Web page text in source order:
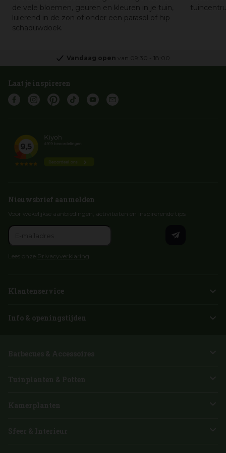
de vele bloemen, geuren en kleuren in je tuin,
luierend in de zon of onder een parasol of hip
schaduwdoek.
Vandaag open van 09:30 18:00
Laat je inspireren
Nieuwsbrief aanmelden
Voor wekelijkse aanbiedingen, activiteiten en inspirerende tips
Lees onze Privacyverklaring
Klantenservice
Info & openingstijden